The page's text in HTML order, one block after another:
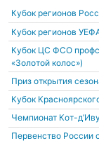
Кубок регионов
Кубок регионов
Кубок ЦС ФСО
«Золотой колос»)
Приз открытия
Кубок
Чемпионат Кот-
Первенство России